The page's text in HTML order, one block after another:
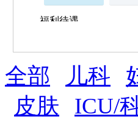
福利待遇
薪资与社保
五险 住
全勤奖 加
全部 儿科
皮肤
ICU/